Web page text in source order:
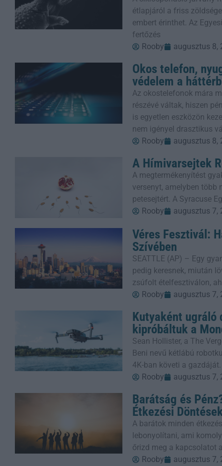
étlapjáról a friss
embert érinthet. Az
fertőzés
Rooby
augusztus 8,
Okos telefon,
védelem a
Az okostelefonok mára
részévé váltak, hiszen
is egyetlen eszközön
nem igényel drasztikus
Rooby
augusztus 8,
A Hímivarsejtek
A megtermékenyítést
versenyt, amelyben több
petesejtért. A Syracuse
Rooby
augusztus 7,
Véres Fesztivál:
Szívében
SEATTLE (AP) – Egy
pedig keresnek, miután
zsúfolt ételfesztiválon,
Rooby
augusztus 7,
Kutyaként ugráló
kipróbáltuk a
Sean Hollister, a The
Beni nevű kétlábú
4K-ban követi a
Rooby
augusztus 7,
Barátság és
Étkezési
A barátok minden
lebonyolítani, ami
őrizd meg a kapcsolatot
Rooby
augusztus 7,